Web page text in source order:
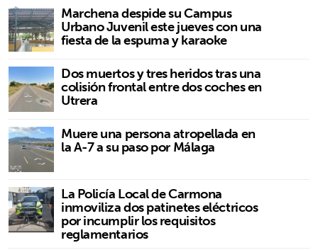
Marchena despide su Campus
Urbano Juvenil este jueves con una
fiesta de la espuma y karaoke
Dos muertos y tres heridos tras una
colisión frontal entre dos coches en
Utrera
Muere una persona atropellada en
la A-7 a su paso por Málaga
La Policía Local de Carmona
inmoviliza dos patinetes eléctricos
por incumplir los requisitos
reglamentarios